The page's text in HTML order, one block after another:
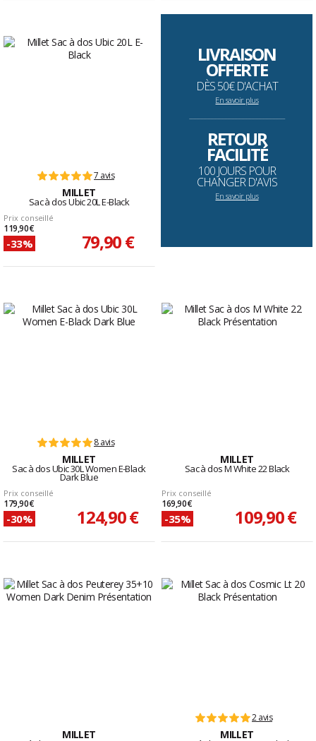
7 avis
MILLET
Sac à dos Ubic 20L E-Black
Prix conseillé
119,90 €
-33% 79,90 €
LIVRAISON
OFFERTE
DÈS 50€ D'ACHAT
En savoir plus
--------------------------------------------------------------------
RETOUR
FACILITÉ
100 JOURS POUR
CHANGER D'AVIS
En savoir plus
8 avis
MILLET
Sac à dos Ubic 30L Women E-Black
Dark Blue
Prix conseillé
179,90 €
-30% 124,90 €
MILLET
Sac à dos M White 22 Black
Prix conseillé
169,90 €
-35% 109,90 €
MILLET
2 avis
MILLET